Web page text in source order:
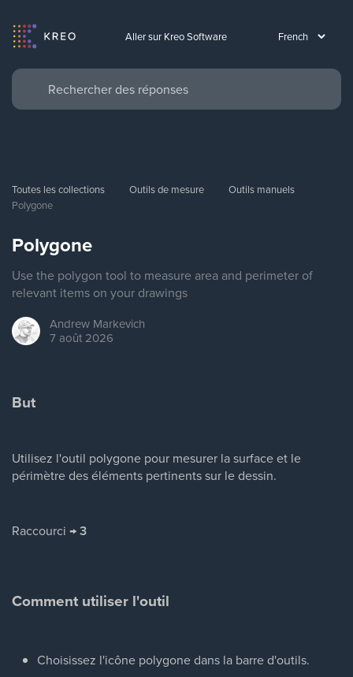
Aller sur Kreo Software
Toutes les collections Outils de mesure
Outils manuels
Polygone
Polygone
Use the polygon tool to measure area and perimeter of
relevant items on your drawings
Andrew Markevich
7 août 2026
But
Utilisez l'outil polygone pour mesurer la surface et le
périmètre des éléments pertinents sur le dessin.
Raccourci →3
Comment utiliser l'outil
Choisissez l'icône polygone dans la barre d'outils.